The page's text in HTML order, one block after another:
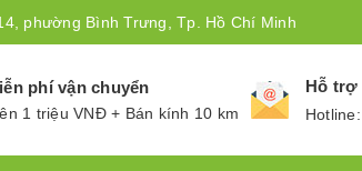
phường Bình Trưng, Tp. Hồ Chí Minh
phí vận chuyển
1 triệu VNĐ + Bán kính 10 km
Hỗ trợ